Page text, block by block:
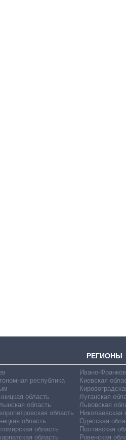
РЕГИОНЫ
республика
область
область
область
область
область
область
Ивано-
Киевская
Луганская
Львовская
Николаевская
Одесская
Полтавская
Ровенская